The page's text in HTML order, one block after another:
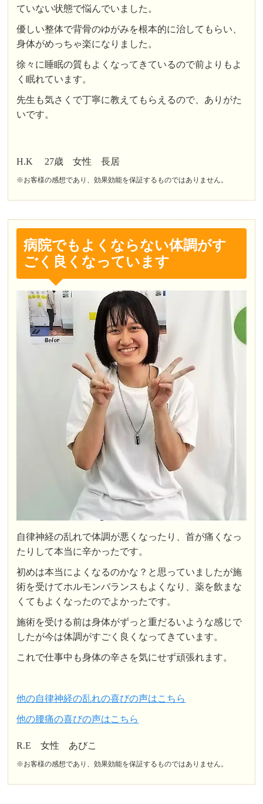
ていない状態で悩んでいました。
優しい整体で背骨のゆがみを根本的に治してもらい、
身体がめっちゃ楽になりました。
徐々に睡眠の質もよくなってきているので前よりもよ
く眠れています。
先生も気さくで丁寧に教えてもらえるので、ありがた
いです。
H.K 27歳 女性 長居
※お客様の感想であり、効果効能を保証するものではありません。
病院でもよくならない体調がす
ごく良くなっています
自律神経の乱れで体調が悪くなったり、首が痛くなっ
たりして本当に辛かったです。
初めは本当によくなるのかな？と思っていましたが施
術を受けてホルモンバランスもよくなり、薬を飲まな
くてもよくなったのでよかったです。
施術を受ける前は身体がずっと重だるいような感じで
したが今は体調がすごく良くなってきています。
これで仕事中も身体の辛さを気にせず頑張れます。
他の自律神経の乱れの喜びの声はこちら
他の腰痛の喜びの声はこちら
R.E 女性 あびこ
※お客様の感想であり、効果効能を保証するものではありません。